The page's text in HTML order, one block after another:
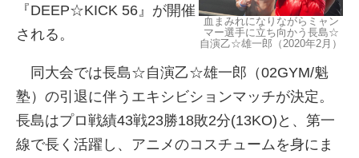
血まみれになりながらミャン
マー選手に立ち向かう長島☆
自演乙☆雄一郎（2020年2月）
『DEEP☆KICK 56』が開催
される。
同大会では長島☆自演乙☆雄一郎（02GYM/魁
塾）の引退に伴うエキシビションマッチが決定。
長島はプロ戦績43戦23勝18敗2分(13KO)と、第一
線で長く活躍し、アニメのコスチュームを身にま